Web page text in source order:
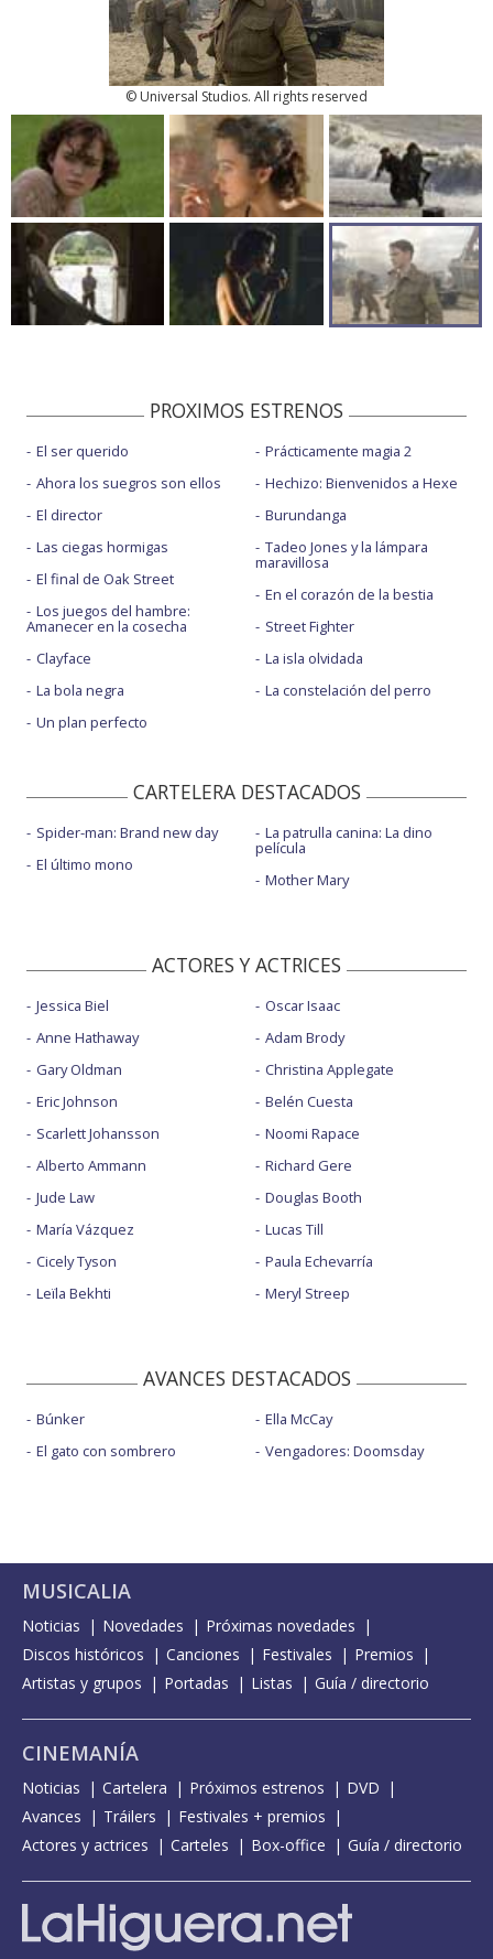
© Universal Studios. All rights reserved
PROXIMOS ESTRENOS
El ser querido
Ahora los suegros son ellos
El director
Las ciegas hormigas
El final de Oak Street
Los juegos del hambre:
Amanecer en la cosecha
Clayface
La bola negra
Un plan perfecto
Prácticamente magia 2
Hechizo: Bienvenidos a Hexe
Burundanga
Tadeo Jones y la lámpara
maravillosa
En el corazón de la bestia
Street Fighter
La isla olvidada
La constelación del perro
CARTELERA DESTACADOS
Spider-man: Brand new day
El último mono
La patrulla canina: La dino
película
Mother Mary
ACTORES Y ACTRICES
Jessica Biel
Anne Hathaway
Gary Oldman
Eric Johnson
Scarlett Johansson
Alberto Ammann
Jude Law
María Vázquez
Cicely Tyson
Leïla Bekhti
Oscar Isaac
Adam Brody
Christina Applegate
Belén Cuesta
Noomi Rapace
Richard Gere
Douglas Booth
Lucas Till
Paula Echevarría
Meryl Streep
AVANCES DESTACADOS
Búnker
El gato con sombrero
Ella McCay
Vengadores: Doomsday
MUSICALIA
Noticias Novedades
Próximas novedades
Discos históricos
Canciones Festivales
Premios
Artistas y grupos
Portadas Listas Guía / directorio
CINEMANÍA
Noticias Cartelera Próximos estrenos
DVD
Avances
Tráilers
Festivales + premios
Actores y actrices
Carteles Box-office Guía / directorio